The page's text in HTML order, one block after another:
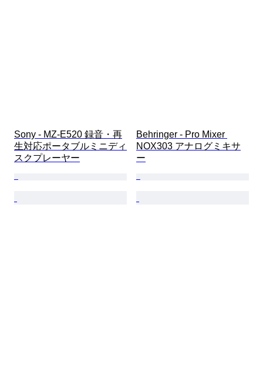
Sony - MZ-E520 録音・再
生対応ポータブルミニディ
スクプレーヤー
Behringer - Pro Mixer
NOX303 アナログミキサ
ー